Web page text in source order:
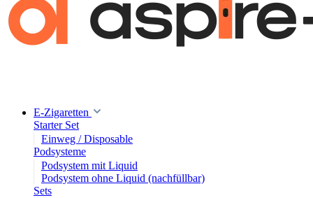
E-Zigaretten
Starter Set
Einweg / Disposable
Podsysteme
Podsystem mit Liquid
Podsystem ohne Liquid (nachfüllbar)
Sets